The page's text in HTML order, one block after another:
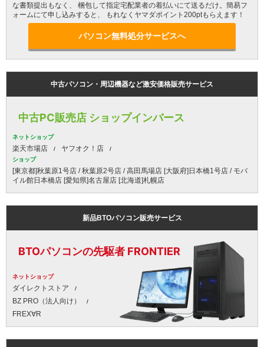
な書類提出もなく、 梱包して指定宅配業者の着払いにて送るだけ。簡易フ
ォームにて申し込みすると、 もれなくヤマダポイント200ptもらえます！
パソコン無料処分サービスへ
中古パソコン・周辺機器など激安価格販売サービス
中古PC販売店 ショップインバース
ネットショップ
楽天市場店 ヤフオク！店
ショップ
[東京都]秋葉原1号店 / 秋葉原2号店 / 高田馬場店 [大阪府]日本橋1号店 / モバ
イル館日本橋店 [愛知県]名古屋店 [北海道]札幌店
新品BTOパソコン販売サービス
BTOパソコンの先駆者 FRONTIER
ネットショップ
ダイレクトストア
BZ PRO（法人向け）
FREX∀R